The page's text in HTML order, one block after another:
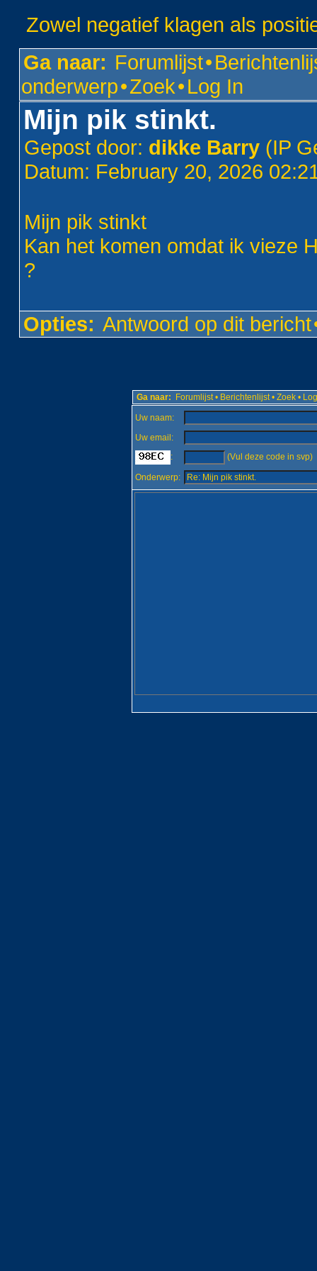
Zowel negatief klagen als
Ga naar: Forumlijst•
onderwerp•Zoek•Log In
Mijn pik stinkt.
Gepost door: dikke Barry (IP
Datum: February 20, 2026
Mijn pik stinkt
Kan het komen omdat ik vieze
?
Opties: Antwoord op dit bericht
Ga naar: Forumlijst • Berichtenlijst • Zoek •
Uw naam:
Uw email:
:
(Vul deze code in svp)
Onderwerp: